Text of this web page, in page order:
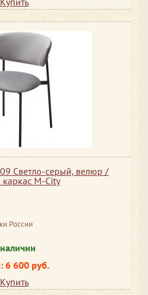
Светло-серый, велюр /
М-City
России
6 600 руб.
Купить